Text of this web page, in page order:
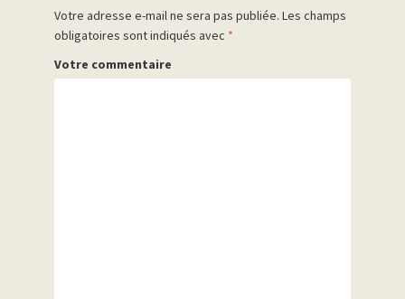
Votre adresse e-mail ne sera pas publiée. Les champs
obligatoires sont indiqués avec *
Votre commentaire